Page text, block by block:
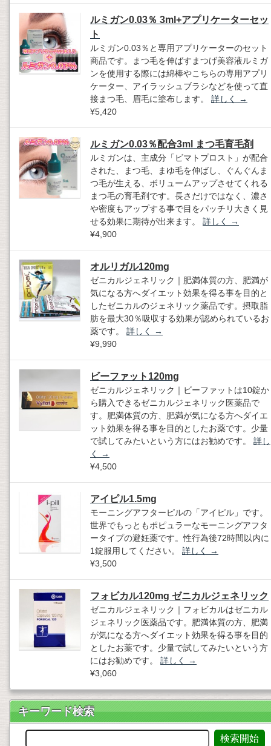
ルミガン0.03％ 3ml+アプリケーターセッ
ト
ルミガン0.03％と専用アプリケーターのセット
商品です。まつ毛を伸ばすまつげ美容液ルミガ
ンを使用する際には綿棒やこちらの専用アプリ
ケーター、アイラッシュブラシなどを使って直
接まつ毛、眉毛に塗布します。 詳しく
→
¥5,420
ルミガン0.03％配合3ml まつ毛育毛剤
ルミガンは、主成分「ビマトプロスト」が配合
された、まつ毛、まゆ毛を伸ばし、ぐんぐんま
つ毛が生える、ボリュームアップさせてくれる
まつ毛の育毛剤です。長さだけではなく、濃さ
や密度もアップする事で目をパッチリ大きく見
せる効果に期待が出来ます。 詳しく
→
¥4,900
オルリガル120mg
ゼニカルジェネリック｜肥満体質の方、肥満が
気になる方へダイエット効果を得る事を目的と
したゼニカルのジェネリック薬品です。摂取脂
肪を最大30％吸収する効果が認められているお
薬です。 詳しく
→
¥9,990
ビーファット120mg
ゼニカルジェネリック｜ビーファットは10錠か
ら購入できるゼニカルジェネリック医薬品で
す。肥満体質の方、肥満が気になる方へダイエ
ット効果を得る事を目的としたお薬です。少量
で試してみたいという方にはお勧めです。 詳し
く
→
¥4,500
アイピル1.5mg
モーニングアフターピルの「アイピル」です。
世界でもっともポピュラーなモーニングアフタ
ータイプの避妊薬です。性行為後72時間以内に
1錠服用してください。 詳しく
→
¥3,500
フォビカル120mg ゼニカルジェネリック
ゼニカルジェネリック｜フォビカルはゼニカル
ジェネリック医薬品です。肥満体質の方、肥満
が気になる方へダイエット効果を得る事を目的
としたお薬です。少量で試してみたいという方
にはお勧めです。 詳しく
→
¥3,060
キーワード検索